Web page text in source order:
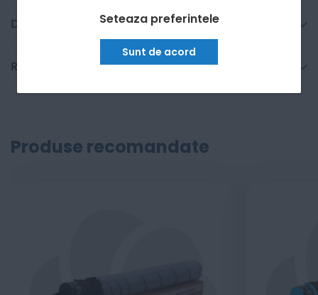
Seteaza preferintele
Sunt de acord
Detalii tehnice
Recenzii
Produse recomandate